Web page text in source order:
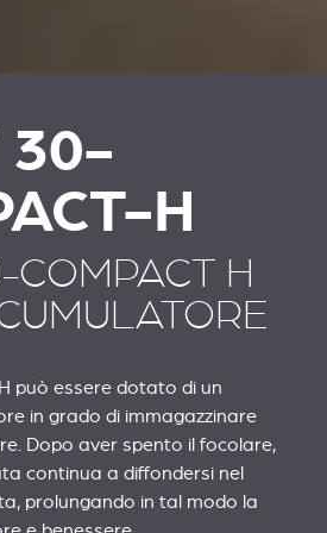
30-
H
COMPACT H
può essere dotato di un
in grado di immagazzinare
Dopo aver spento il focolare,
continua a diffondersi nel
prolungando in tal modo la